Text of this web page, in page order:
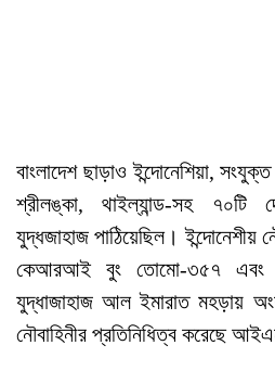
বাংলাদেশ ছাড়াও ইন্দোনেশিয়া,
শ্রীলঙ্কা, থাইল্যান্ড-সহ ৭০টি
যুদ্ধজাহাজ পাঠিয়েছিল। ইন্দোনেশীয়
কেআরআই বুং তোমো-৩৫৭ এবং
যুদ্ধাজাহাজ আল ইমারাত মহড়ায়
নৌবাহিনীর প্রতিনিধিত্ব করেছে